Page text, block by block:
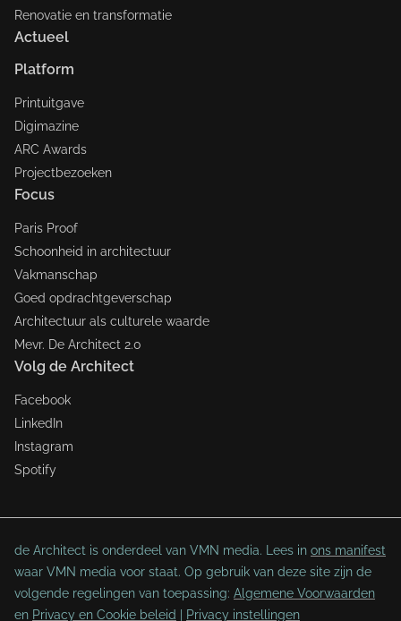
Renovatie en transformatie
Actueel
Platform
Printuitgave
Digimazine
ARC Awards
Projectbezoeken
Focus
Paris Proof
Schoonheid in architectuur
Vakmanschap
Goed opdrachtgeverschap
Architectuur als culturele waarde
Mevr. De Architect 2.0
Volg de Architect
Facebook
LinkedIn
Instagram
Spotify
de Architect is onderdeel van VMN media. Lees in ons manifest
waar VMN media voor staat. Op gebruik van deze site zijn de
volgende regelingen van toepassing: Algemene Voorwaarden
en Privacy en Cookie beleid Privacy instellingen